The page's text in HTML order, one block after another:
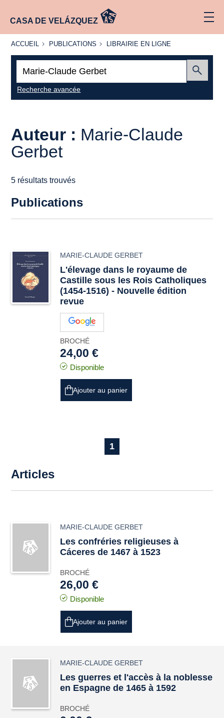
CASA DE VELÁZQUEZ
ACCUEIL
ACCUEIL PUBLICATIONS
PUBLICATIONS
LIBRAIRIE
LIBRAIRIE EN LIGNE
Recherche avancée
Auteur : Marie-Claude
Gerbet
5 résultats trouvés
Publications
MARIE-CLAUDE GERBET
L'élevage dans le royaume de
Castille sous les Rois Catholiques
(1454-1516) - Nouvelle édition
revue
BROCHÉ
24,00 €
Disponible
Ajouter au panier
1
Articles
MARIE-CLAUDE GERBET
Les confréries religieuses à
Cáceres de 1467 à 1523
BROCHÉ
26,00 €
Disponible
Ajouter au panier
MARIE-CLAUDE GERBET
Les guerres et l'accès à la noblesse
en Espagne de 1465 à 1592
BROCHÉ